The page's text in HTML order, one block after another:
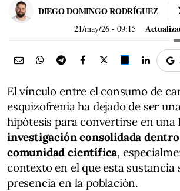
DIEGO DOMINGO RODRÍGUEZ
21/may/26 - 09:15
El vínculo entre el consumo de
esquizofrenia ha dejado de ser
hipótesis para convertirse en una
investigación consolidada
comunidad científica,
contexto en el que esta sustancia
presencia en la población.